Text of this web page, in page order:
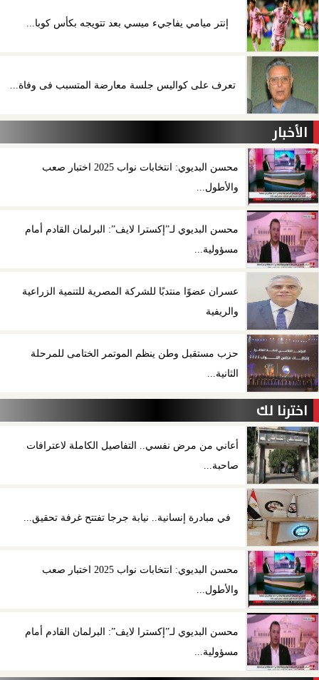
إنتر ميامي يفاجيء ميسي بعد تتويجه بكأس كوبا...
تعرف على كواليس جلسة معارضة المتسبب فى وفاة...
الأخبار
محسن البديوي: انتخابات نواب 2025 اختبار صعب
والأطول...
محسن البديوي لـ”إكسترا لايف”: البرلمان القادم أمام
مسؤولية...
عسران عضوًا منتدبًا للشركة المصرية للتنمية الزراعية
والريفية
حزب مستقبل وطن ينظم الموتمر الختامى للمرحلة
الثانية...
اخترنا لك
أعاني من مرض نفسي.. التفاصيل الكاملة لاعترافات
صاحبة...
في مبادرة إنسانية.. نيابة جرجا تفتتح غرفة تحقيق...
محسن البديوي: انتخابات نواب 2025 اختبار صعب
والأطول...
محسن البديوي لـ”إكسترا لايف”: البرلمان القادم أمام
مسؤولية...